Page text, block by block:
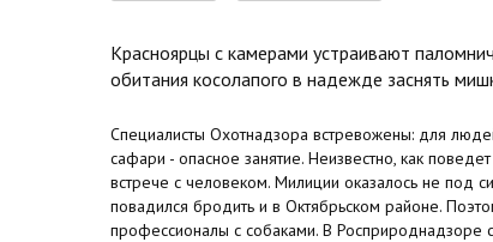
Красноярцы с камерами устраивают
обитания косолапого в надежде заснять
Специалисты Охотнадзора встревожены: для
сафари - опасное занятие. Неизвестно, как
встрече с человеком. Милиции оказалось не под
повадился бродить и в Октябрьском районе.
профессионалы с собаками. В Росприроднадзоре